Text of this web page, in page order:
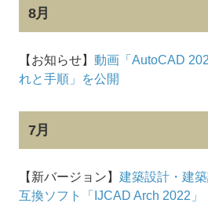
8月
【お知らせ】 動画「AutoCAD
れと手順」を公開
7月
【新バージョン】 建築設計・建
互換ソフト「IJCAD Arch 2022」